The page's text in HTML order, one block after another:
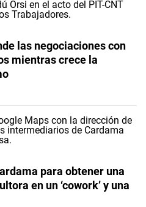
las negociaciones con
mientras crece la
para obtener una
en un ‘cowork’ y una